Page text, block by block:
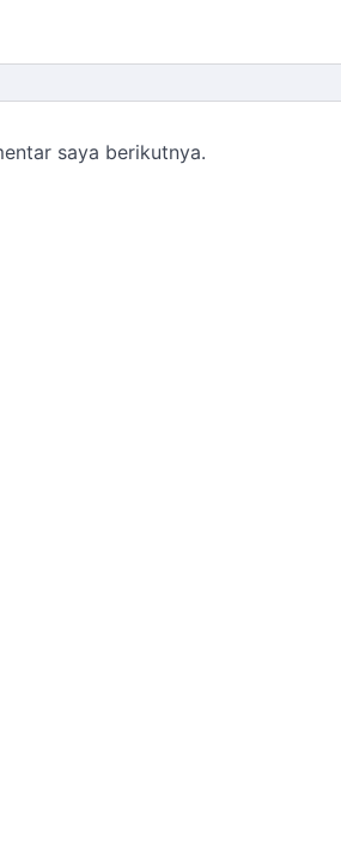
saya berikutnya.